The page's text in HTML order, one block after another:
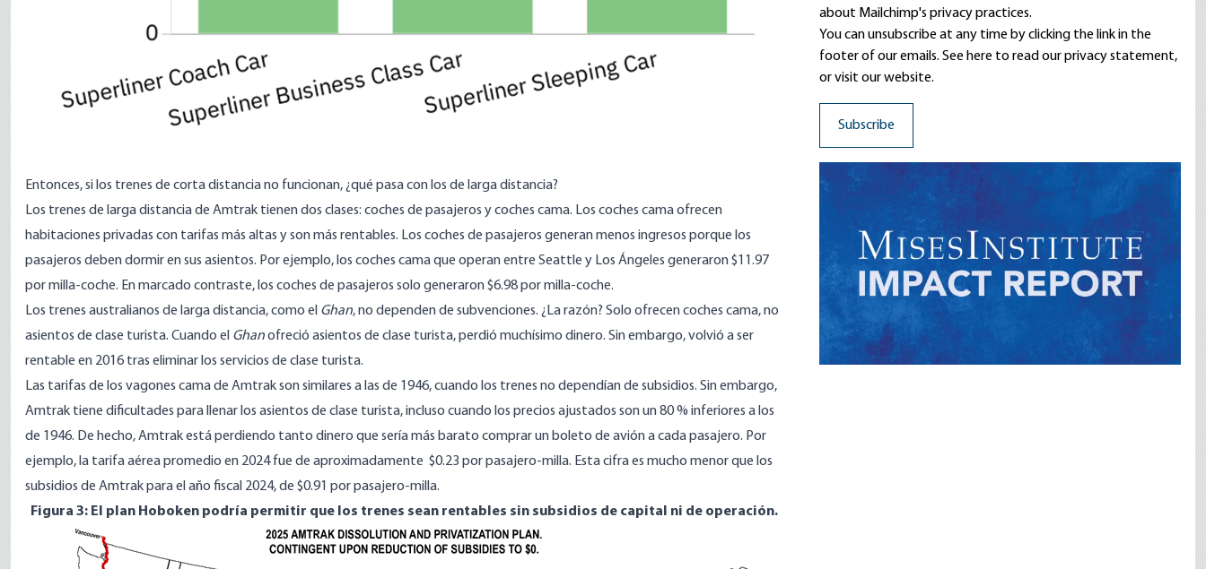
Entonces, si los trenes de corta distancia no funcionan, ¿qué pasa con los de larga distancia?
Los trenes de larga distancia de Amtrak tienen dos clases: coches de pasajeros ycoches cama. Los coches cama ofrecen
habitaciones privadas con tarifas más altas y son más rentables. Los coches de pasajeros generan menos ingresos porque los
pasajeros deben dormir en sus asientos. Por ejemplo, los coches cama que operan entre Seattle y Los Ángeles generaron $11.97
por milla-coche. En marcado contraste, los coches de pasajeros solo generaron $6.98 por milla-coche.
Los trenes australianos de larga distancia, como el Ghan, no dependen de subvenciones. ¿La razón? Solo ofrecen coches cama, no
asientos de clase turista. Cuando el Ghanofreció asientos de clase turista, perdió muchísimo dinero. Sin embargo, volvió a ser
rentable en 2016 tras eliminar los servicios de clase turista.
Las tarifas de los vagones cama de Amtrak sonsimilares a las de 1946, cuando los trenes no dependían de subsidios. Sin embargo,
Amtrak tiene dificultades para llenar los asientos de clase turista, incluso cuando los precios ajustados son un80 % inferiores a los
de 1946. De hecho, Amtrak está perdiendo tanto dinero que sería más barato comprar un boleto de avión a cada pasajero. Por
ejemplo, la tarifa aérea promedio en 2024 fue de aproximadamente $0.23 por pasajero-milla. Esta cifra es mucho menor que los
subsidios de Amtrak para el año fiscal 2024, de $0.91 por pasajero-milla.
Figura 3: El plan Hoboken podría permitir que los trenes sean rentables sin subsidios de capital ni de operación.
about Mailchimp's privacy practices.
You can unsubscribe at any time by clicking the link in the
footer of our emails. See here to read ourprivacy statement,
or visit our website.